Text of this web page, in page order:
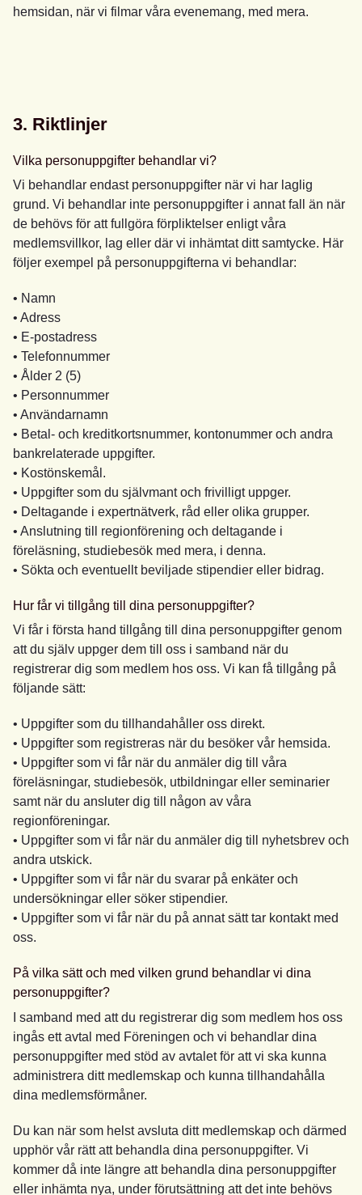
hemsidan, när vi filmar våra evenemang, med mera.
3. Riktlinjer
Vilka personuppgifter behandlar vi?
Vi behandlar endast personuppgifter när vi har laglig
grund. Vi behandlar inte personuppgifter i annat fall än när
de behövs för att fullgöra förpliktelser enligt våra
medlemsvillkor, lag eller där vi inhämtat ditt samtycke. Här
följer exempel på personuppgifterna vi behandlar:
• Namn
• Adress
• E-postadress
• Telefonnummer
• Ålder 2 (5)
• Personnummer
• Användarnamn
• Betal- och kreditkortsnummer, kontonummer och andra
bankrelaterade uppgifter.
• Kostönskemål.
• Uppgifter som du självmant och frivilligt uppger.
• Deltagande i expertnätverk, råd eller olika grupper.
• Anslutning till regionförening och deltagande i
föreläsning, studiebesök med mera, i denna.
• Sökta och eventuellt beviljade stipendier eller bidrag.
Hur får vi tillgång till dina personuppgifter?
Vi får i första hand tillgång till dina personuppgifter genom
att du själv uppger dem till oss i samband när du
registrerar dig som medlem hos oss. Vi kan få tillgång på
följande sätt:
• Uppgifter som du tillhandahåller oss direkt.
• Uppgifter som registreras när du besöker vår hemsida.
• Uppgifter som vi får när du anmäler dig till våra
föreläsningar, studiebesök, utbildningar eller seminarier
samt när du ansluter dig till någon av våra
regionföreningar.
• Uppgifter som vi får när du anmäler dig till nyhetsbrev och
andra utskick.
• Uppgifter som vi får när du svarar på enkäter och
undersökningar eller söker stipendier.
• Uppgifter som vi får när du på annat sätt tar kontakt med
oss.
På vilka sätt och med vilken grund behandlar vi dina
personuppgifter?
I samband med att du registrerar dig som medlem hos oss
ingås ett avtal med Föreningen och vi behandlar dina
personuppgifter med stöd av avtalet för att vi ska kunna
administrera ditt medlemskap och kunna tillhandahålla
dina medlemsförmåner.
Du kan när som helst avsluta ditt medlemskap och därmed
upphör vår rätt att behandla dina personuppgifter. Vi
kommer då inte längre att behandla dina personuppgifter
eller inhämta nya, under förutsättning att det inte behövs